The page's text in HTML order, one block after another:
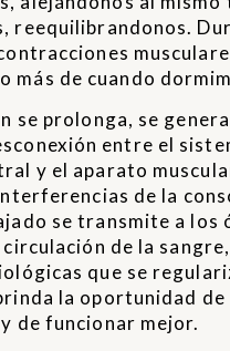
reequilibrandonos.
más de cuando
se prolonga, se
entre el
y el aparato
de la
se transmite a los
de la
que se
la oportunidad de
de funcionar mejor.